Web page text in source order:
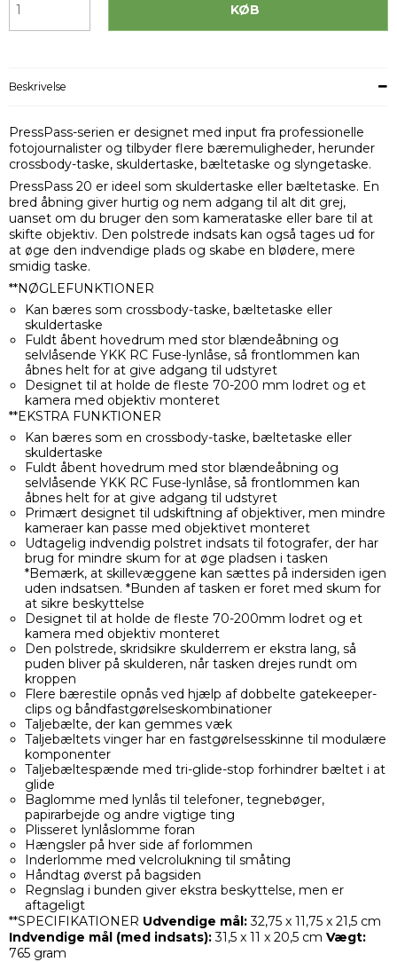
KØB
Beskrivelse
PressPass-serien er designet med input fra professionelle
fotojournalister og tilbyder flere bæremuligheder, herunder
crossbody-taske, skuldertaske, bæltetaske og slyngetaske.
PressPass 20 er ideel som skuldertaske eller bæltetaske. En
bred åbning giver hurtig og nem adgang til alt dit grej,
uanset om du bruger den som kamerataske eller bare til at
skifte objektiv. Den polstrede indsats kan også tages ud for
at øge den indvendige plads og skabe en blødere, mere
smidig taske.
**NØGLEFUNKTIONER
Kan bæres som crossbody-taske, bæltetaske eller
skuldertaske
Fuldt åbent hovedrum med stor blændeåbning og
selvlåsende YKK RC Fuse-lynlåse, så frontlommen kan
åbnes helt for at give adgang til udstyret
Designet til at holde de fleste 70-200 mm lodret og et
kamera med objektiv monteret
**EKSTRA FUNKTIONER
Kan bæres som en crossbody-taske, bæltetaske eller
skuldertaske
Fuldt åbent hovedrum med stor blændeåbning og
selvlåsende YKK RC Fuse-lynlåse, så frontlommen kan
åbnes helt for at give adgang til udstyret
Primært designet til udskiftning af objektiver, men mindre
kameraer kan passe med objektivet monteret
Udtagelig indvendig polstret indsats til fotografer, der har
brug for mindre skum for at øge pladsen i tasken
*Bemærk, at skillevæggene kan sættes på indersiden igen
uden indsatsen. *Bunden af tasken er foret med skum for
at sikre beskyttelse
Designet til at holde de fleste 70-200mm lodret og et
kamera med objektiv monteret
Den polstrede, skridsikre skulderrem er ekstra lang, så
puden bliver på skulderen, når tasken drejes rundt om
kroppen
Flere bærestile opnås ved hjælp af dobbelte gatekeeper-
clips og båndfastgørelseskombinationer
Taljebælte, der kan gemmes væk
Taljebæltets vinger har en fastgørelsesskinne til modulære
komponenter
Taljebæltespænde med tri-glide-stop forhindrer bæltet i at
glide
Baglomme med lynlås til telefoner, tegnebøger,
papirarbejde og andre vigtige ting
Plisseret lynlåslomme foran
Hængsler på hver side af forlommen
Inderlomme med velcrolukning til småting
Håndtag øverst på bagsiden
Regnslag i bunden giver ekstra beskyttelse, men er
aftageligt
**SPECIFIKATIONER Udvendige mål:32,75 x 11,75 x 21,5 cm
Indvendige mål (med indsats):31,5 x 11 x 20,5 cm Vægt:
765 gram